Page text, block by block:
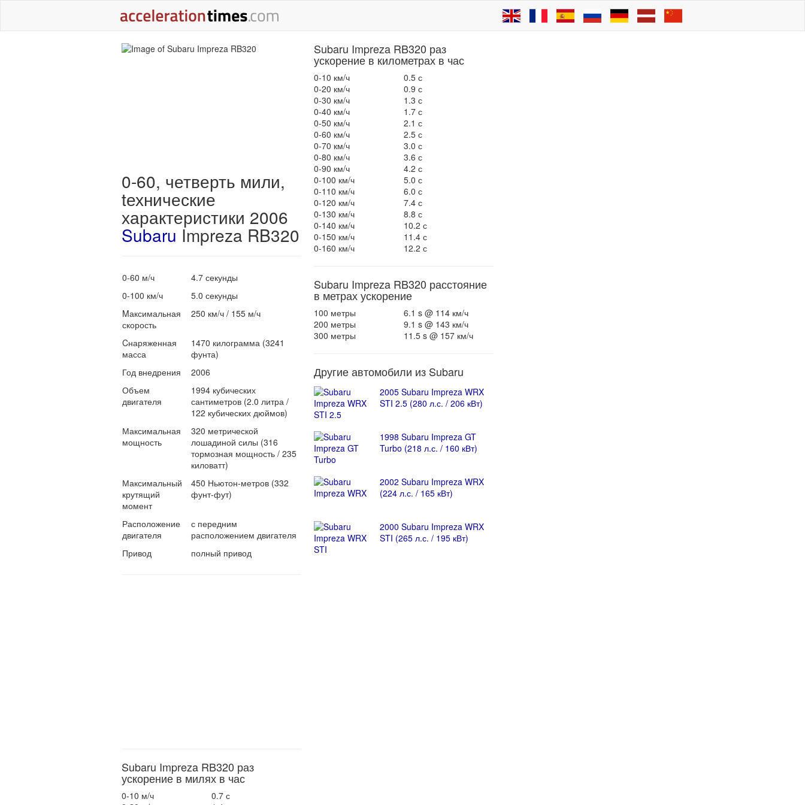
0-60, четверть мили,
tехнические
характеристики 2006
Subaru Impreza RB320
0-60 м/ч
4.7 секунды
0-100 км/ч
5.0 секунды
Mаксимальная
скорость
250 км/ч / 155 м/ч
Cнаряженная
масса
1470 килограмма (3241
фунта)
Год внедрения
2006
Объем
двигателя
1994 кубических
сантиметров (2.0 литра /
122 кубических дюймов)
Максимальная
мощность
320 метрической
лошадиной силы (316
тормозная мощность / 235
киловатт)
Максимальный
крутящий
момент
450 Ньютон-метров (332
фунт-фут)
Расположение
двигателя
с передним
расположением двигателя
Привод
полный привод
Subaru Impreza RB320 раз
ускорение в милях в час
0-10 м/ч
0.7 с
Subaru Impreza RB320 раз
ускорение в километрах в час
0-10 км/ч
0.5 с
0-20 км/ч
0.9 с
0-30 км/ч
1.3 с
0-40 км/ч
1.7 с
0-50 км/ч
2.1 с
0-60 км/ч
2.5 с
0-70 км/ч
3.0 с
0-80 км/ч
3.6 с
0-90 км/ч
4.2 с
0-100 км/ч
5.0 с
0-110 км/ч
6.0 с
0-120 км/ч
7.4 с
0-130 км/ч
8.8 с
0-140 км/ч
10.2 с
0-150 км/ч
11.4 с
0-160 км/ч
12.2 с
Subaru Impreza RB320 расстояние
в метрах ускорение
100 метры
6.1 s @ 114 км/ч
200 метры
9.1 s @ 143 км/ч
300 метры
11.5 s @ 157 км/ч
Другие автомобили из Subaru
2005 Subaru Impreza WRX
STI 2.5 (280 л.с. / 206 кВт)
1998 Subaru Impreza GT
Turbo (218 л.с. / 160 кВт)
2002 Subaru Impreza WRX
(224 л.с. / 165 кВт)
2000 Subaru Impreza WRX
STI (265 л.с. / 195 кВт)